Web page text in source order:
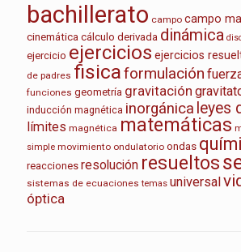
bachillerato campo campo
cinemática cálculo derivada dinámica
ejercicio ejercicios ejercicios
de padres fisicaformulación
funciones geometría gravitación
inducción magnética inorgánica leyes
límites magnética matemáticas
simple movimiento ondulatorio ondas
reacciones resolución resueltos
sistemas de ecuaciones temas universal
óptica